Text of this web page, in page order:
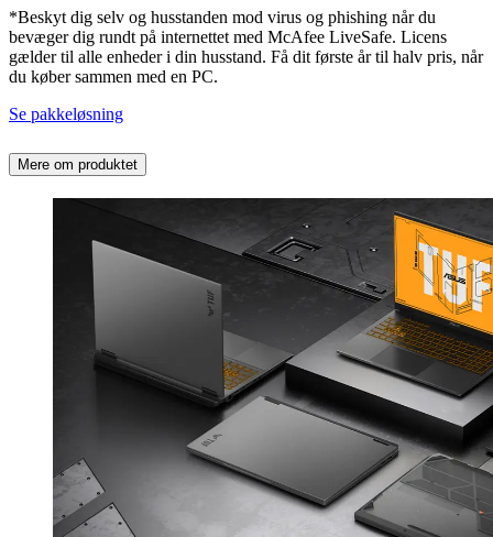
*Beskyt dig selv og husstanden mod virus og phishing når du
bevæger dig rundt på internettet med McAfee LiveSafe. Licens
gælder til alle enheder i din husstand. Få dit første år til halv pris, når
du køber sammen med en PC.
Se pakkeløsning
Mere om produktet